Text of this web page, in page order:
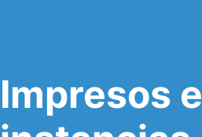
Impresos e